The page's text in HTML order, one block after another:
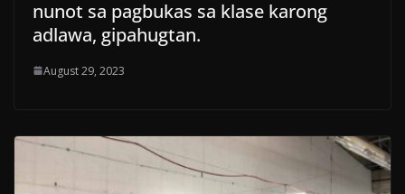
nunot sa pagbukas sa klase karong
adlawa, gipahugtan.
August 29, 2023